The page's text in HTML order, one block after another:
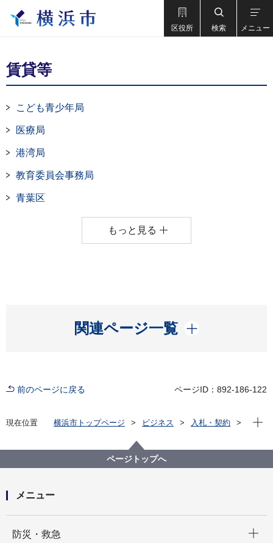
区役所 検索 メニュー
賃貸等
こども青少年局
医療局
港湾局
教育委員会事務局
青葉区
もっと見る
関連ページ一覧
開く
前のページに戻る ページID：892-186-122
現在位置 横浜市トップページ ビジネス
入札・契約
現在
ページトップへ
メニュー
防災・救急